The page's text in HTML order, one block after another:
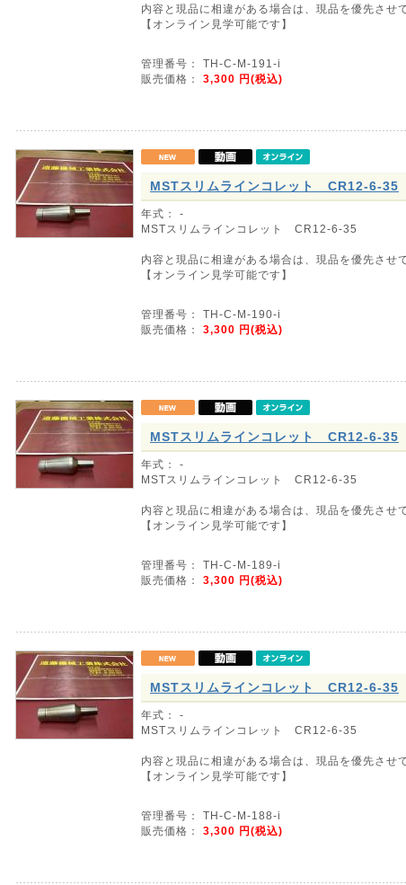
内容と現品に相違がある場合は、現品を優先させ
【オンライン見学可能です】
管理番号： TH-C-M-191-i
販売価格： 3,300 円(税込)
MSTスリムラインコレット CR12-6-35
年式： -
MSTスリムラインコレット CR12-6-35
内容と現品に相違がある場合は、現品を優先させ
【オンライン見学可能です】
管理番号： TH-C-M-190-i
販売価格： 3,300 円(税込)
MSTスリムラインコレット CR12-6-35
年式： -
MSTスリムラインコレット CR12-6-35
内容と現品に相違がある場合は、現品を優先させ
【オンライン見学可能です】
管理番号： TH-C-M-189-i
販売価格： 3,300 円(税込)
MSTスリムラインコレット CR12-6-35
年式： -
MSTスリムラインコレット CR12-6-35
内容と現品に相違がある場合は、現品を優先させ
【オンライン見学可能です】
管理番号： TH-C-M-188-i
販売価格： 3,300 円(税込)